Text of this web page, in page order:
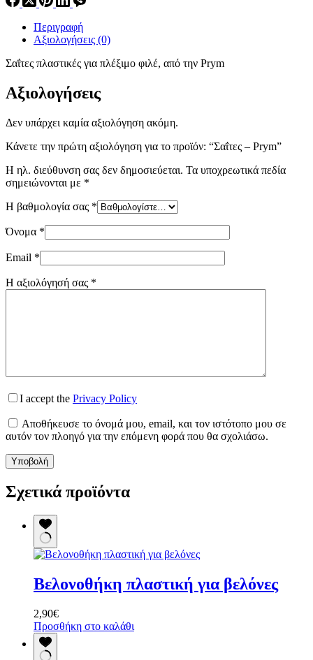
Περιγραφή
Αξιολογήσεις (0)
Σαΐτες πλαστικές για πλέξιμο φιλέ, από την Prym
Αξιολογήσεις
Δεν υπάρχει καμία αξιολόγηση ακόμη.
Κάνετε την πρώτη αξιολόγηση για το προϊόν: “Σαΐτες – Prym”
Η ηλ. διεύθυνση σας δεν δημοσιεύεται. Τα υποχρεωτικά πεδία
σημειώνονται με *
Η βαθμολογία σας *
Όνομα *
Email *
Η αξιολόγησή σας *
I accept the Privacy Policy
Αποθήκευσε το όνομά μου, email, και τον ιστότοπο μου σε
αυτόν τον πλοηγό για την επόμενη φορά που θα σχολιάσω.
Υποβολή
Σχετικά προϊόντα
Βελονοθήκη πλαστική για βελόνες
2,90€
Προσθήκη στο καλάθι